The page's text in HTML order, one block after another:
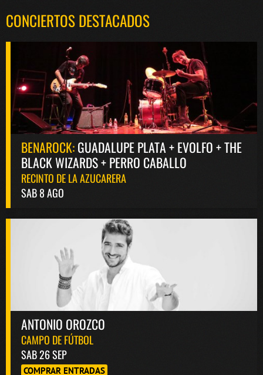
CONCIERTOS DESTACADOS
BENAROCK:GUADALUPE PLATA + EVOLFO + THE
BLACK WIZARDS + PERRO CABALLO
RECINTO DE LA AZUCARERA
SAB 8 AGO
ANTONIO OROZCO
CAMPO DE FÚTBOL
SAB 26 SEP
COMPRAR ENTRADAS